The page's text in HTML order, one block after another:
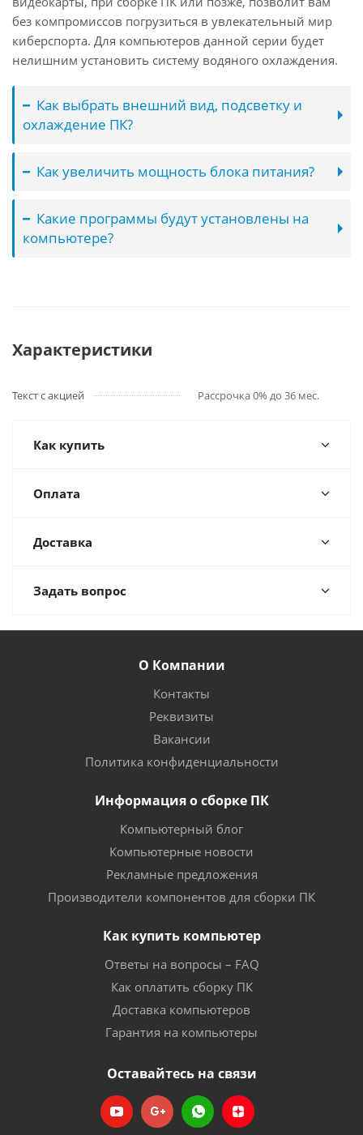
без компромиссов погрузиться в увлекательный мир
киберспорта. Для компьютеров данной серии будет
нелишним установить систему водяного охлаждения.
Как выбрать внешний вид, подсветку и
охлаждение ПК?
Как увеличить мощность блока питания?
Какие программы будут установлены на
компьютере?
Характеристики
Текст с акцией Рассрочка 0% до 36 мес.
Как купить
Оплата
Доставка
Задать вопрос
О Компании
Контакты
Реквизиты
Вакансии
Политика конфиденциальности
Информация о сборке ПК
Компьютерный блог
Компьютерные новости
Рекламные предложения
Производители компонентов для сборки ПК
Как купить компьютер
Ответы на вопросы – FAQ
Как оплатить сборку ПК
Доставка компьютеров
Гарантия на компьютеры
Оставайтесь на связи